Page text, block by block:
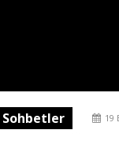
Sohbetler 19